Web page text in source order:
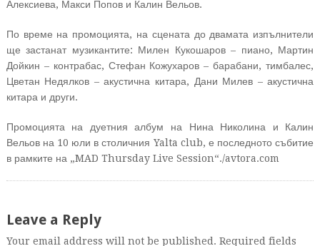
Алексиева, Макси Попов и Калин Вельов.
По време на промоцията, на сцената до двамата изпълнители
ще застанат музикантите: Милен Кукошаров – пиано, Мартин
Дойкин – контрабас, Стефан Кожухаров – барабани, тимбалес,
Цветан Недялков – акустична китара, Дани Милев – акустична
китара и други.
Промоцията на дуетния албум на Нина Николина и Калин
Вельов на 10 юли в столичния Yalta club, е последното събитие
в рамките на „MAD Thursday Live Session“./avtora.com
Leave a Reply
Your email address will not be published. Required fields